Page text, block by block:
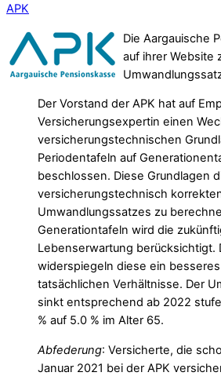
APK
Die Aargauische
auf ihrer Website
Der Vorstand der APK hat auf
Versicherungsexpertin einen
versicherungstechnischen
Periodentafeln auf
beschlossen. Diese Grundlagen
versicherungstechnisch
Umwandlungssatzes zu
Generationtafeln wird die
Lebenserwartung berücksichtigt.
widerspiegeln diese ein
tatsächlichen Verhältnisse. Der
sinkt entsprechend ab 2022
% auf 5.0 % im Alter 65.
Abfederung: Versicherte, die
Januar 2021 bei der APK